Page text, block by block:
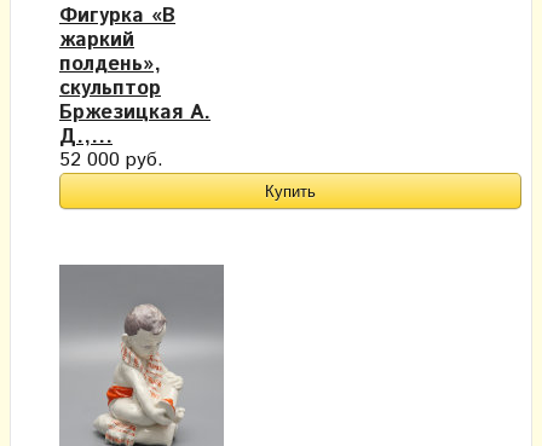
Фигурка «В
жаркий
полдень»,
скульптор
Бржезицкая А.
Д.,...
52 000 руб.